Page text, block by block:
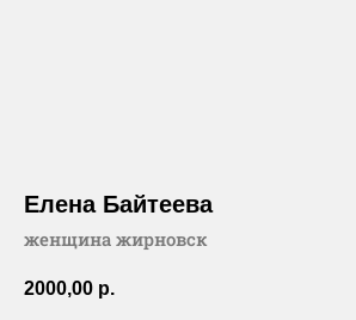
Елена Байтеева
женщина жирновск
2000,00 р.